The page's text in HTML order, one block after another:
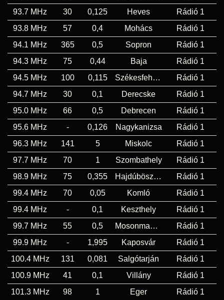
93.7 MHz
30 0,125 Heves
Rádió 1
93.8 MHz
57 0,4 Mohács
Rádió 1
94.1 MHz
365 0,5 Sopron
Rádió 1
94.3 MHz
75 0,44 Baja
Rádió 1
94.5 MHz
100 0,115 Székesfehérvár
Rádió 1
94.7 MHz
30 0,1 Derecske
Rádió 1
95.0 MHz
66 0,5 Debrecen
Rádió 1
95.6 MHz
- 0,126 Nagykanizsa
Rádió 1
96.3 MHz
141 5 Miskolc
Rádió 1
97.7 MHz
70 1 Szombathely
Rádió 1
98.9 MHz
75 0,355 Hajdúböszörmény
Rádió 1
99.4 MHz
70 0,05 Komló
Rádió 1
99.4 MHz
- 0,1 Keszthely
Rádió 1
99.7 MHz
55 0,5 Mosonmagyaróvár
Rádió 1
99.9 MHz
- 1,995 Kaposvár
Rádió 1
100.4 MHz
131 0,081 Salgótarján
Rádió 1
100.9 MHz
41 0,1 Villány
Rádió 1
101.3 MHz
98 1 Eger Rádió 1